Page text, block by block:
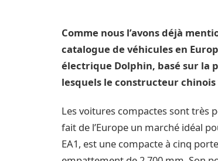
Comme nous l’avons déjà
catalogue de véhicules en
électrique Dolphin, basé sur la
lesquels le constructeur
Les voitures compactes sont très
fait de l’Europe un marché idéal
EA1, est une compacte à cinq